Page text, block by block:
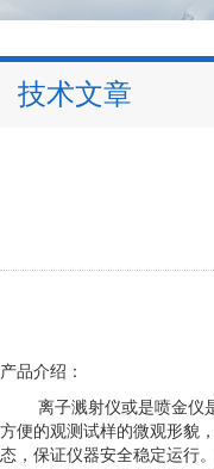
技术文章
产品介绍：
离子溅射仪或是喷金仪
方便的观测试样的微观形貌
态，保证仪器安全稳定运行